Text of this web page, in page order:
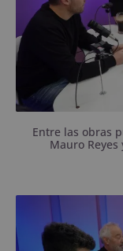
Entre las obras
Mauro
Pasaron por